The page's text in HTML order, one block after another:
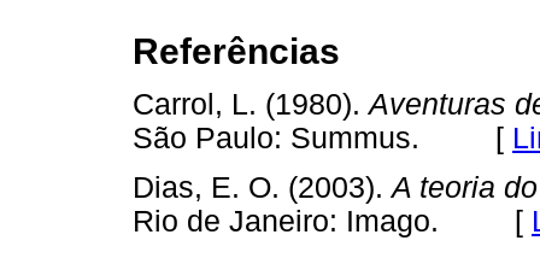
Referências
Carrol, L. (1980).Aventuras
São Paulo: Summus. [
Dias, E. O. (2003).A teoria
Rio de Janeiro: Imago. [